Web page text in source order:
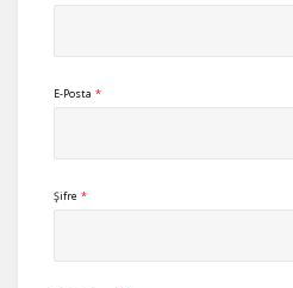
E-Posta *
Şifre *